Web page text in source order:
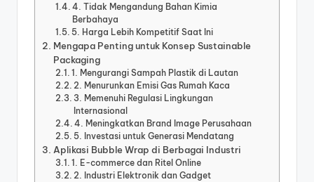
4. Tidak Mengandung Bahan Kimia
Berbahaya
5. Harga Lebih Kompetitif Saat Ini
Mengapa Penting untuk Konsep Sustainable
Packaging
1. Mengurangi Sampah Plastik di Lautan
2. Menurunkan Emisi Gas Rumah Kaca
3. Memenuhi Regulasi Lingkungan
Internasional
4. Meningkatkan Brand Image Perusahaan
5. Investasi untuk Generasi Mendatang
Aplikasi Bubble Wrap di Berbagai Industri
1. E-commerce dan Ritel Online
2. Industri Elektronik dan Gadget